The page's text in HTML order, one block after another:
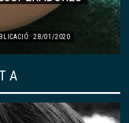
.
DATA DE PUBLICACIÓ:
A